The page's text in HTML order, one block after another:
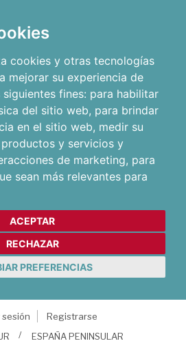
cookies y otras tecnologías
mejorar su experiencia de
fines: para habilitar
del sitio web, para brindar
en el sitio web, medir su
y servicios y
de marketing, para
sean más relevantes para
ACEPTAR
RECHAZAR
PREFERENCIAS
sesión
Registrarse
ESPAÑA PENINSULAR